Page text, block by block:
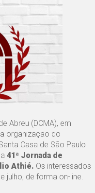
Abreu (DCMA), em
organização do
Casa de São Paulo
a41ª Jornada de
Athié. Os interessados
julho, de forma on-line.